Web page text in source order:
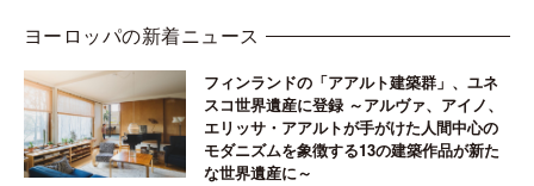
ヨーロッパの新着ニュース
フィンランドの「アアルト建築群」、ユネ
スコ世界遺産に登録 ～アルヴァ、アイノ、
エリッサ・アアルトが手がけた人間中心の
モダニズムを象徴する13の建築作品が新た
な世界遺産に～